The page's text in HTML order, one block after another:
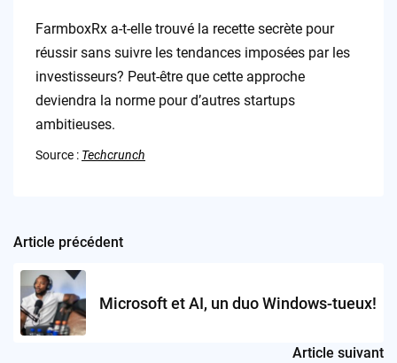
FarmboxRx a-t-elle trouvé la recette secrète pour
réussir sans suivre les tendances imposées par les
investisseurs? Peut-être que cette approche
deviendra la norme pour d’autres startups
ambitieuses.
Source : Techcrunch
Post
navigation
Article précédent
Microsoft et AI, un duo Windows-tueux!
Article suivant